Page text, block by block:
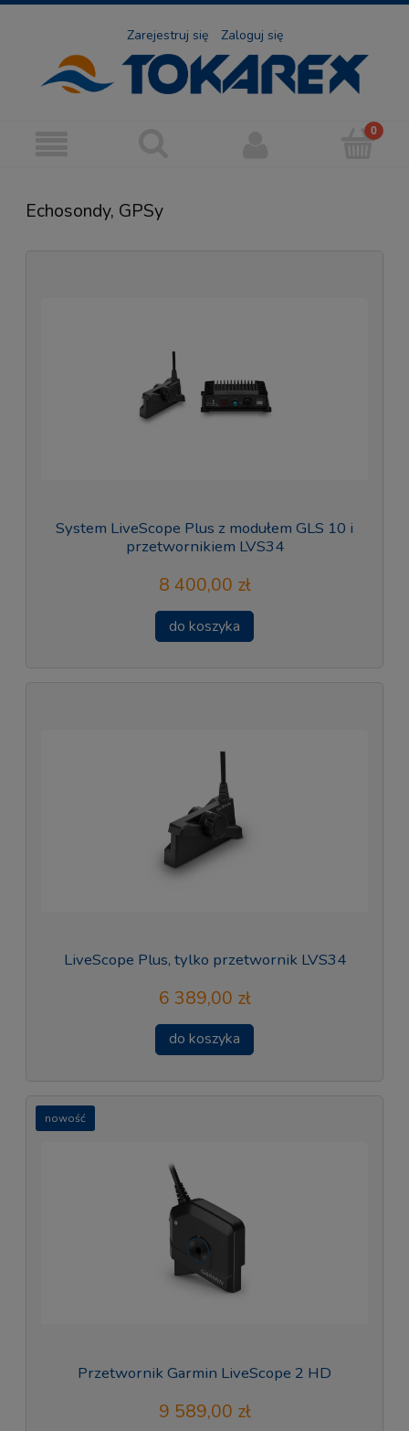
Zarejestruj się Zaloguj się
Echosondy, GPSy
System LiveScope Plus z modułem GLS 10 i
przetwornikiem LVS34
8 400,00 zł
do koszyka
LiveScope Plus, tylko przetwornik LVS34
6 389,00 zł
do koszyka
Przetwornik Garmin LiveScope 2 HD
9 589,00 zł
nowość